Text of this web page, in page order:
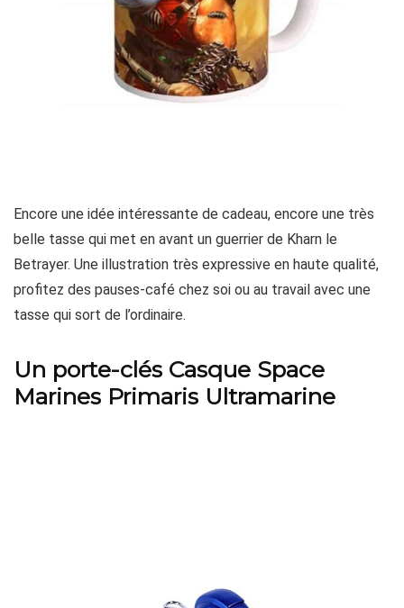
Encore une idée intéressante de cadeau, encore une très
belle tasse qui met en avant un guerrier de Kharn le
Betrayer. Une illustration très expressive en haute qualité,
profitez des pauses-café chez soi ou au travail avec une
tasse qui sort de l’ordinaire.
Un porte-clés Casque Space
Marines Primaris Ultramarine